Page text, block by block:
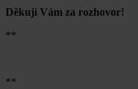
Děkuji Vám za rozhovor!
**
**